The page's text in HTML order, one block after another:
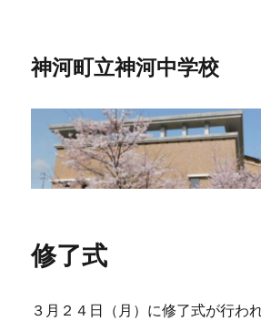
神河町立神河中学校
修了式
３月２４日（月）に修了式が行わ